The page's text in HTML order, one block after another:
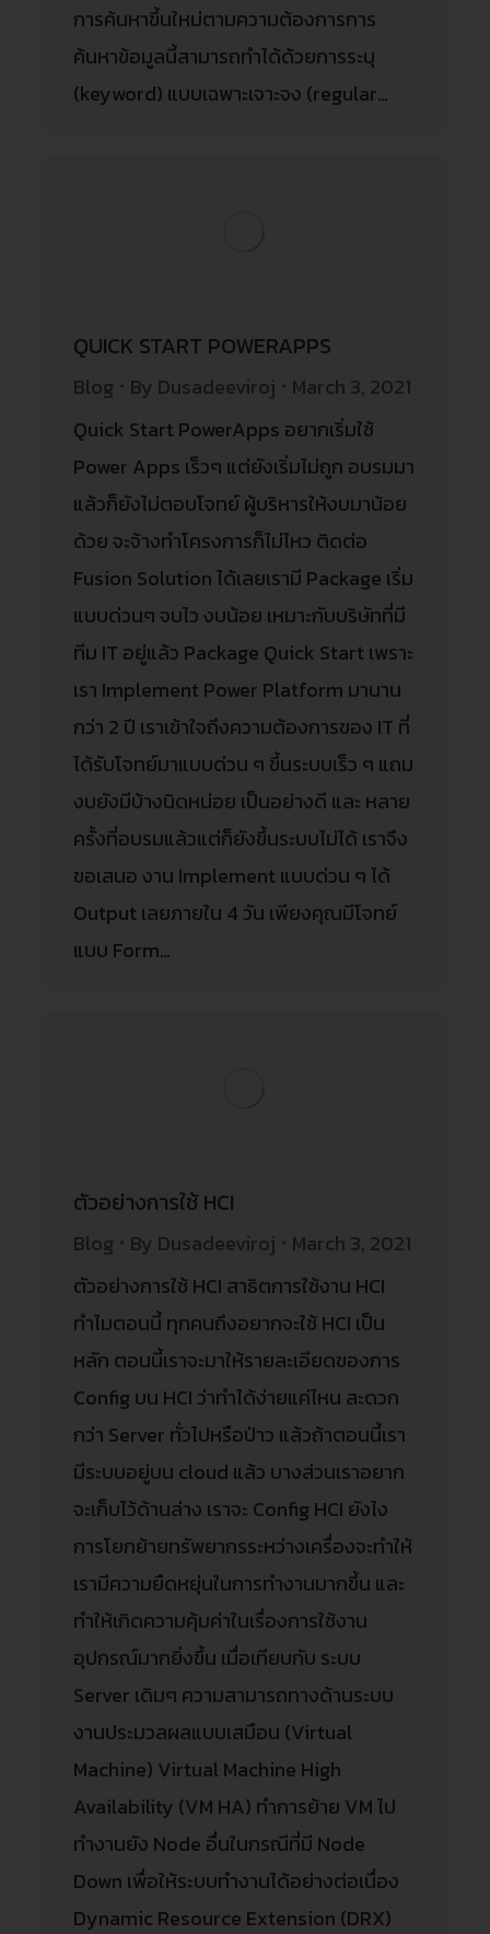
การค้นหาขึ้นใหม่ตามความต้องการการ
ค้นหาข้อมูลนี้สามารถทำได้ด้วยการระบุ
(keyword) แบบเฉพาะเจาะจง (regular…
QUICK START POWERAPPS
Blog By Dusadeeviroj
March 3, 2021
Quick Start PowerApps อยากเริ่มใช้
Power Apps เร็วๆ แต่ยังเริ่มไม่ถูก อบรมมา
แล้วก็ยังไม่ตอบโจทย์ ผู้บริหารให้งบมาน้อย
ด้วย จะจ้างทำโครงการก็ไม่ไหว ติดต่อ
Fusion Solution ได้เลยเรามี Package เริ่ม
แบบด่วนๆ จบไว งบน้อย เหมาะกับบริษัทที่มี
ทีม IT อยู่แล้ว Package Quick Start เพราะ
เรา Implement Power Platform มานาน
กว่า 2 ปี เราเข้าใจถึงความต้องการของ IT ที่
ได้รับโจทย์มาแบบด่วน ๆ ขึ้นระบบเร็ว ๆ แถม
งบยังมีบ้างนิดหน่อย เป็นอย่างดี และ หลาย
ครั้งที่อบรมแล้วแต่ก็ยังขึ้นระบบไม่ได้ เราจึง
ขอเสนอ งาน Implement แบบด่วน ๆ ได้
Output เลยภายใน 4 วัน เพียงคุณมีโจทย์
แบบ Form…
ตัวอย่างการใช้ HCI
Blog By Dusadeeviroj
March 3, 2021
ตัวอย่างการใช้ HCI สาธิตการใช้งาน HCI
ทำไมตอนนี้ ทุกคนถึงอยากจะใช้ HCI เป็น
หลัก ตอนนี้เราจะมาให้รายละเอียดของการ
Config บน HCI ว่าทำได้ง่ายแค่ไหน สะดวก
กว่า Server ทั่วไปหรือป่าว แล้วถ้าตอนนี้เรา
มีระบบอยู่บน cloud แล้ว บางส่วนเราอยาก
จะเก็บไว้ด้านล่าง เราจะ Config HCI ยังไง
การโยกย้ายทรัพยากรระหว่างเครื่องจะทำให้
เรามีความยืดหยุ่นในการทำงานมากขึ้น และ
ทำให้เกิดความคุ้มค่าในเรื่องการใช้งาน
อุปกรณ์มากยิ่งขึ้น เมื่อเทียบกับ ระบบ
Server เดิมๆ ความสามารถทางด้านระบบ
งานประมวลผลแบบเสมือน (Virtual
Machine) Virtual Machine High
Availability (VM HA) ทำการย้าย VM ไป
ทำงานยัง Node อื่นในกรณีที่มี Node
Down เพื่อให้ระบบทำงานได้อย่างต่อเนื่อง
Dynamic Resource Extension (DRX)